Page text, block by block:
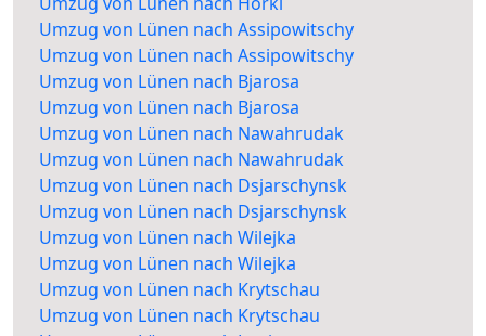
Umzug von Lünen nach Assipowitschy
Umzug von Lünen nach Assipowitschy
Umzug von Lünen nach Bjarosa
Umzug von Lünen nach Bjarosa
Umzug von Lünen nach Nawahrudak
Umzug von Lünen nach Nawahrudak
Umzug von Lünen nach Dsjarschynsk
Umzug von Lünen nach Dsjarschynsk
Umzug von Lünen nach Wilejka
Umzug von Lünen nach Wilejka
Umzug von Lünen nach Krytschau
Umzug von Lünen nach Krytschau